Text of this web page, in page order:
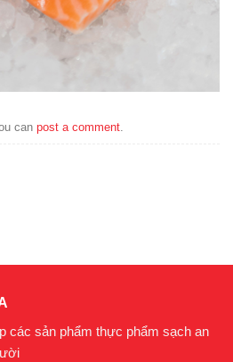
can post a comment.
các sản phẩm thực phẩm sạch an